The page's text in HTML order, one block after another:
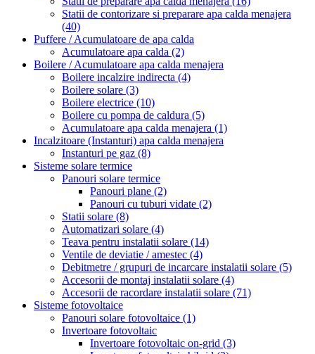
Statii de contorizare si preparare apa calda menajera
(40)
Puffere / Acumulatoare de apa calda
Acumulatoare apa calda (2)
Boilere / Acumulatoare apa calda menajera
Boilere incalzire indirecta (4)
Boilere solare (3)
Boilere electrice (10)
Boilere cu pompa de caldura (5)
Acumulatoare apa calda menajera (1)
Incalzitoare (Instanturi) apa calda menajera
Instanturi pe gaz (8)
Sisteme solare termice
Panouri solare termice
Panouri plane (2)
Panouri cu tuburi vidate (2)
Statii solare (8)
Automatizari solare (4)
Teava pentru instalatii solare (14)
Ventile de deviatie / amestec (4)
Debitmetre / grupuri de incarcare instalatii solare (5)
Accesorii de montaj instalatii solare (4)
Accesorii de racordare instalatii solare (71)
Sisteme fotovoltaice
Panouri solare fotovoltaice (1)
Invertoare fotovoltaic
Invertoare fotovoltaic on-grid (3)